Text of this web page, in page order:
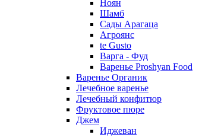
Ноян
Шамб
Сады Арагаца
Агроянс
te Gusto
Варга - Фуд
Варенье Proshyan Food
Варенье Органик
Лечебное варенье
Лечебный конфитюр
Фруктовое пюре
Джем
Иджеван